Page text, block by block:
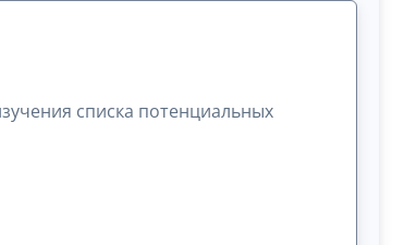
списка потенциальных